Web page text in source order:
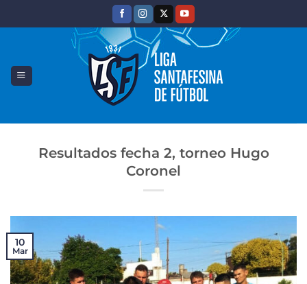
Resultados fecha 2, torneo Hugo
Coronel
10
Mar